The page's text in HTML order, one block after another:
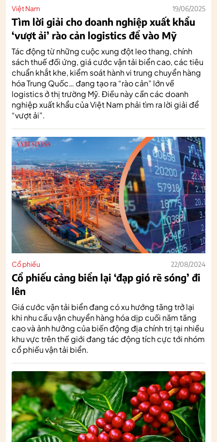
Việt Nam 19/06/2025
Tìm lời giải cho doanh nghiệp xuất khẩu
‘vượt ải’ rào cản logistics để vào Mỹ
Tác động từ những cuộc xung đột leo thang, chính
sách thuế đối ứng, giá cước vận tải biển cao, các tiêu
chuẩn khắt khe, kiểm soát hành vi trung chuyển hàng
hóa Trung Quốc… đang tạo ra “rào cản” lớn về
logistics ở thị trường Mỹ. Điều này cần các doanh
nghiệp xuất khẩu của Việt Nam phải tìm ra lời giải để
“vượt ải”.
Cổ phiếu 22/08/2024
Cổ phiếu cảng biển lại ‘đạp gió rẽ sóng’ đi
lên
Giá cước vận tải biển đang có xu hướng tăng trở lại
khi nhu cầu vận chuyển hàng hóa dịp cuối năm tăng
cao và ảnh hưởng của biến động địa chính trị tại nhiều
khu vực trên thế giới đang tác động tích cực tới nhóm
cổ phiếu vận tải biển.